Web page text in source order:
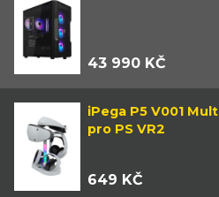
43 990 KČ
iPega P5 V001
pro PS VR2
649 KČ